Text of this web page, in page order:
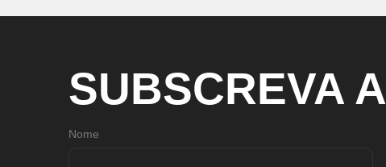
SUBSCREVA A
Nome